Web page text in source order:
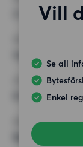
Vill
Se all
Enkel
MINST ANTAL
HÖGSTA HYRA
8 000 kr
Balkong,